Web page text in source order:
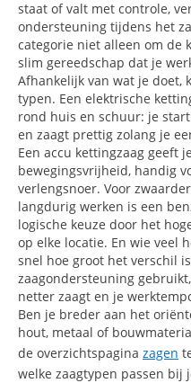
staat of valt met controle,
ondersteuning tijdens het
categorie niet alleen om de
slim gereedschap dat je
Afhankelijk van wat je doet,
typen. Een elektrische
rond huis en schuur: je
en zaagt prettig zolang je
Een accu kettingzaag geeft
bewegingsvrijheid, handig
verlengsnoer. Voor
langdurig werken is een
logische keuze door het
op elke locatie. En wie veel
snel hoe groot het verschil
zaagondersteuning
netter zaagt en je
Ben je breder aan het
hout, metaal of
de overzichtspagina zagen
welke zaagtypen passen bij